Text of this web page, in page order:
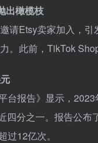
出橄榄枝
请Etsy卖家加入，
。此前，TikTok
台报告》显示，
四分之一。报告公
12亿次。